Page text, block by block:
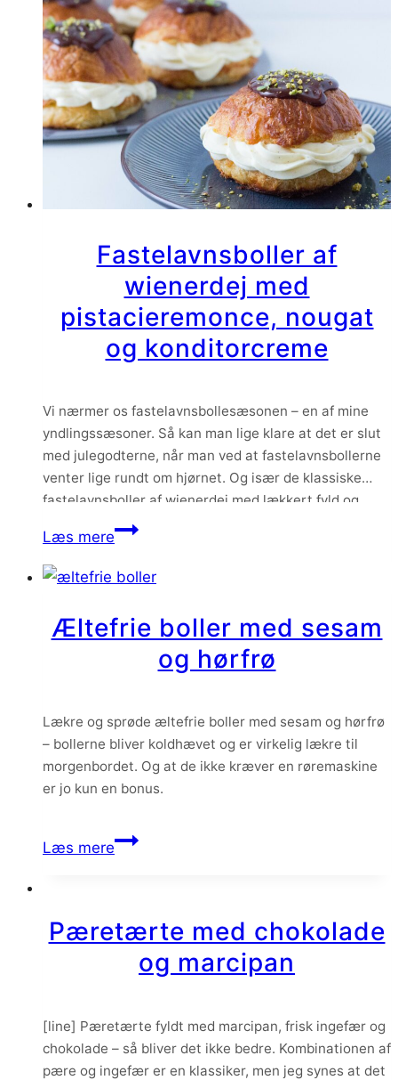
lakrids
og
saltkaramel
Fastelavnsboller af
wienerdej med
pistacieremonce, nougat
og konditorcreme
Vi nærmer os fastelavnsbollesæsonen – en af mine
yndlingssæsoner. Så kan man lige klare at det er slut
med julegodterne, når man ved at fastelavnsbollerne
venter lige rundt om hjørnet. Og især de klassiske
fastelavnsboller af wienerdej med lækkert fyld og
konditorcreme er en af mine favoritter. Selvom jeg
helst ikke vil vælge – bare…
Læs mereFastelavnsboller
wienerdej
pistacieremonce,
nougat
Æltefrie boller med sesam
og hørfrø
Lækre og sprøde æltefrie boller med sesam og hørfrø
– bollerne bliver koldhævet og er virkelig lækre til
morgenbordet. Og at de ikke kræver en røremaskine
er jo kun en bonus.
Læs mereÆltefrie
og
hørfrø
Pæretærte med chokolade
og marcipan
[line] Pæretærte fyldt med marcipan, frisk ingefær og
chokolade – så bliver det ikke bedre. Kombinationen af
pære og ingefær er en klassiker, men jeg synes at det